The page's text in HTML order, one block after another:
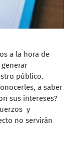
a la hora de
generar
público.
a saber
sus intereses?
y
no servirán